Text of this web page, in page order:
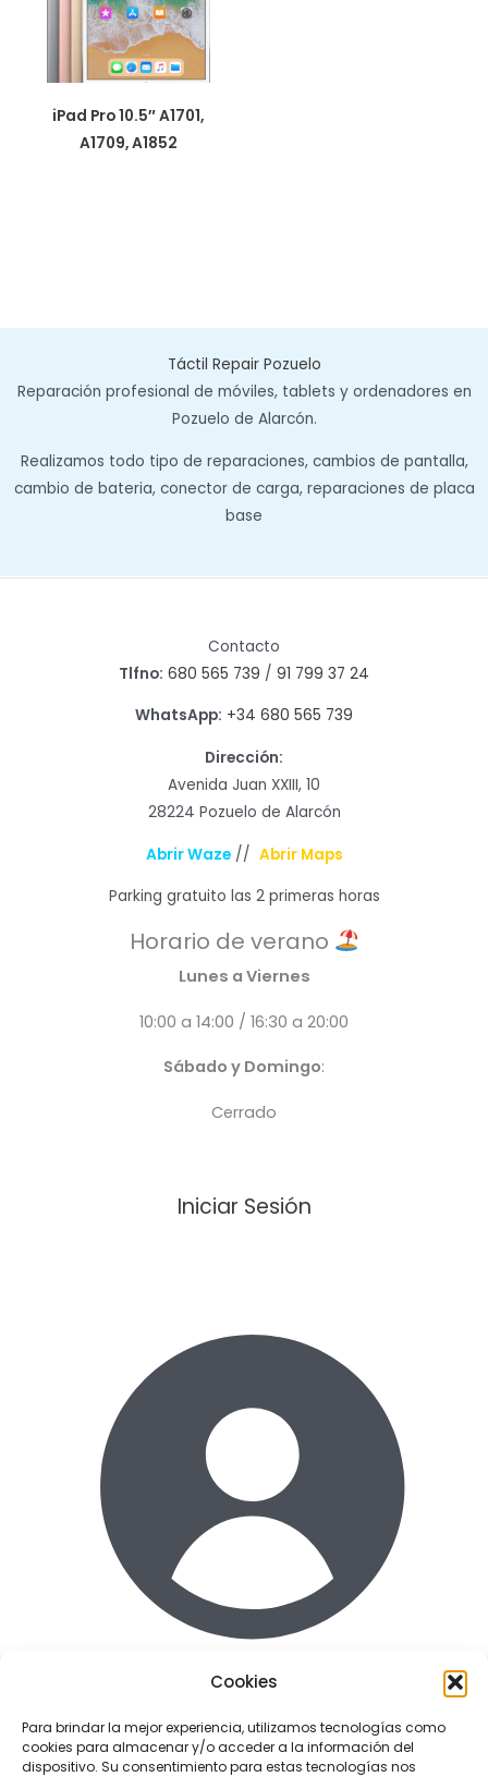
Cookies
Para brindar la mejor experiencia, utilizamos tecnologías como
cookies para almacenar y/o acceder a la información del
dispositivo. Su consentimiento para estas tecnologías nos
iPad Pro 10.5″ A1701,
A1709, A1852
Táctil Repair Pozuelo
Reparación profesional de móviles, tablets y ordenadores en
Pozuelo de Alarcón.
Realizamos todo tipo de reparaciones, cambios de pantalla,
cambio de bateria, conector de carga, reparaciones de placa
base
Contacto
Tlfno: 680 565 739 / 91 799 37 24
WhatsApp: +34 680 565 739
Dirección:
Avenida Juan XXIII, 10
28224 Pozuelo de Alarcón
Abrir Waze// Abrir Maps
Parking gratuito las 2 primeras horas
Horario de verano
Lunes a Viernes
10:00 a 14:00 / 16:30 a 20:00
Sábado y Domingo:
Cerrado
Iniciar Sesión
Enlaces de interes